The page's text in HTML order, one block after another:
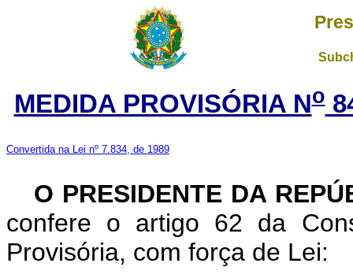
MEDIDA PROVISÓRIA No
Convertida na Lei nº 7.834, de 1989
O PRESIDENTE DA
confere o artigo 62 da
Provisória, com força de Lei: